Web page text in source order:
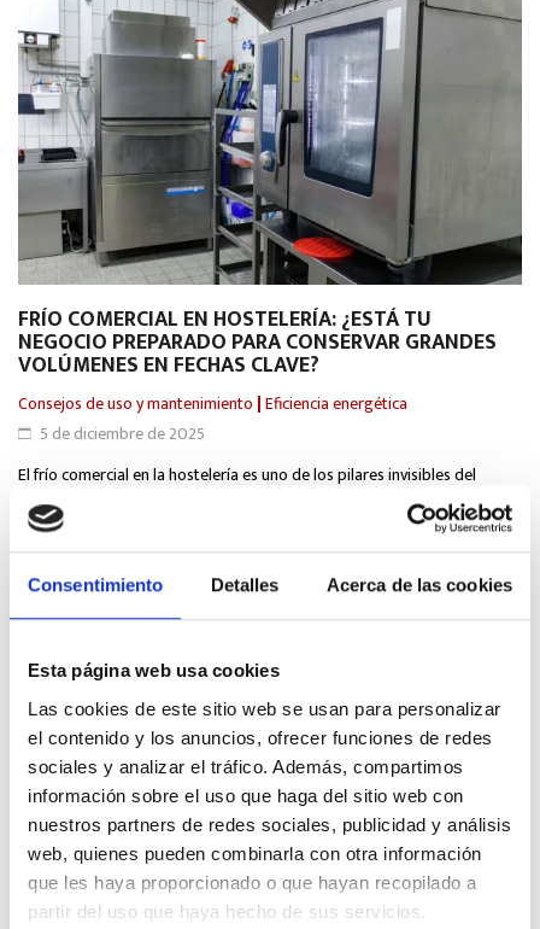
Consentimiento Detalles Acerca de las cookies
Esta página web usa cookies
Las cookies de este sitio web se usan para personalizar
el contenido y los anuncios, ofrecer funciones de redes
sociales y analizar el tráfico. Además, compartimos
información sobre el uso que haga del sitio web con
nuestros partners de redes sociales, publicidad y análisis
web, quienes pueden combinarla con otra información
que les haya proporcionado o que hayan recopilado a
partir del uso que haya hecho de sus servicios.
FRÍO COMERCIAL EN HOSTELERÍA: ¿ESTÁ TU
NEGOCIO PREPARADO PARA CONSERVAR GRANDES
VOLÚMENES EN FECHAS CLAVE?
Consejos de uso y mantenimiento |Eficiencia energética
5 de diciembre de 2025
El frío comercial en la hostelería es uno de los pilares invisibles del
rendimiento de cualquier cocina profesional....
LEER MÁS
DEJA TU COMENTARIO
Tu dirección de correo electrónico no será publicada. Los campos
obligatorios están marcados con*